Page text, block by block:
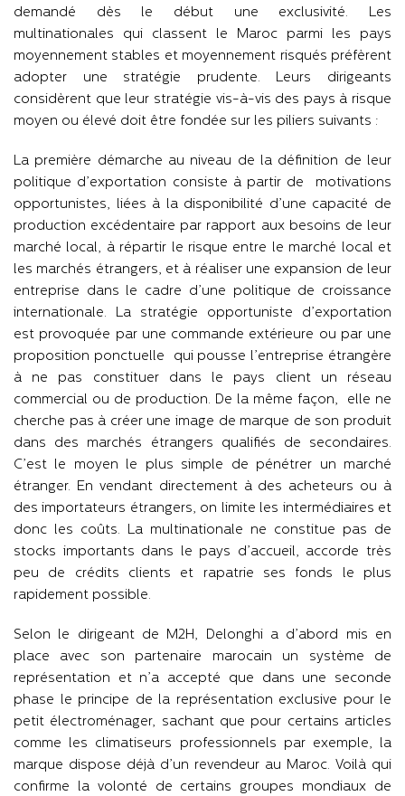
demandé dès le début une exclusivité. Les
multinationales qui classent le Maroc parmi les pays
moyennement stables et moyennement risqués préfèrent
adopter une stratégie prudente. Leurs dirigeants
considèrent que leur stratégie vis-à-vis des pays à risque
moyen ou élevé doit être fondée sur les piliers suivants :
La première démarche au niveau de la définition de leur
politique d’exportation consiste à partir de motivations
opportunistes, liées à la disponibilité d’une capacité de
production excédentaire par rapport aux besoins de leur
marché local, à répartir le risque entre le marché local et
les marchés étrangers, et à réaliser une expansion de leur
entreprise dans le cadre d’une politique de croissance
internationale. La stratégie opportuniste d’exportation
est provoquée par une commande extérieure ou par une
proposition ponctuelle qui pousse l’entreprise étrangère
à ne pas constituer dans le pays client un réseau
commercial ou de production. De la même façon, elle ne
cherche pas à créer une image de marque de son produit
dans des marchés étrangers qualifiés de secondaires.
C’est le moyen le plus simple de pénétrer un marché
étranger. En vendant directement à des acheteurs ou à
des importateurs étrangers, on limite les intermédiaires et
donc les coûts. La multinationale ne constitue pas de
stocks importants dans le pays d’accueil, accorde très
peu de crédits clients et rapatrie ses fonds le plus
rapidement possible.
Selon le dirigeant de M2H, Delonghi a d’abord mis en
place avec son partenaire marocain un système de
représentation et n’a accepté que dans une seconde
phase le principe de la représentation exclusive pour le
petit électroménager, sachant que pour certains articles
comme les climatiseurs professionnels par exemple, la
marque dispose déjà d’un revendeur au Maroc. Voilà qui
confirme la volonté de certains groupes mondiaux de